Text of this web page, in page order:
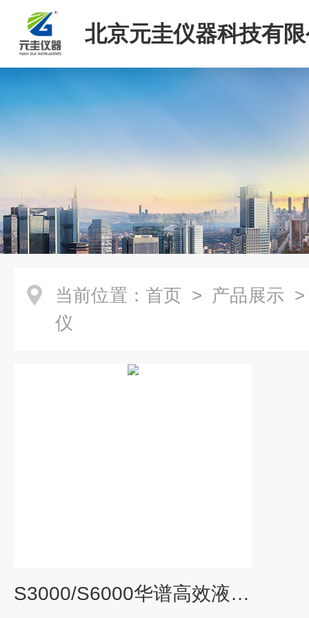
北京元圭仪器科技有
当前位置： 首页 > 产品展示
仪
S3000/S6000华谱高效液相色谱仪